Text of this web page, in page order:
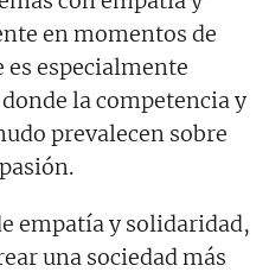
en momentos de
especialmente
la competencia y
prevalecen sobre
empatía y solidaridad,
una sociedad más